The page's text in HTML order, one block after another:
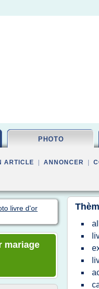
PHOTO
ARTICLE ANNONCER
livre d'or
mariage